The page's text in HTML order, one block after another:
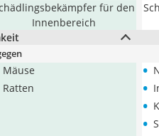
für den
Innenbereich
Mäuse
Ratten
•
•
•
•